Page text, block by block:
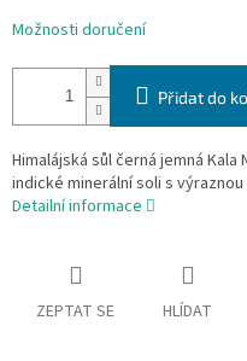
Možnosti doručení
Přidat do
Himalájská sůl černá jemná
indické minerální soli s
Detailní informace
ZEPTAT SE HLÍDAT